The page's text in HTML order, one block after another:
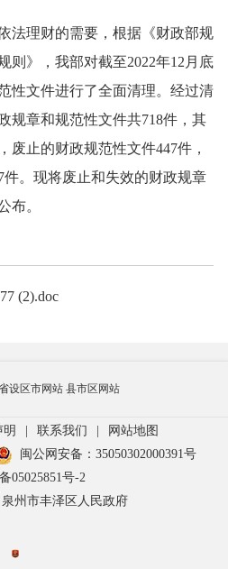
法理财的需要，根据《财政部规
则》，我部对截至2022年12月底
性文件进行了全面清理。经过清
规章和规范性文件共718件，其
废止的财政规范性文件447件，
。现将废止和失效的财政规章
布。
(2).doc
设区市网站 县市区网站
明 | 联系我们 |
网站地图
闽公网安备：35050302000391号
05025851号-2
州市丰泽区人民政府